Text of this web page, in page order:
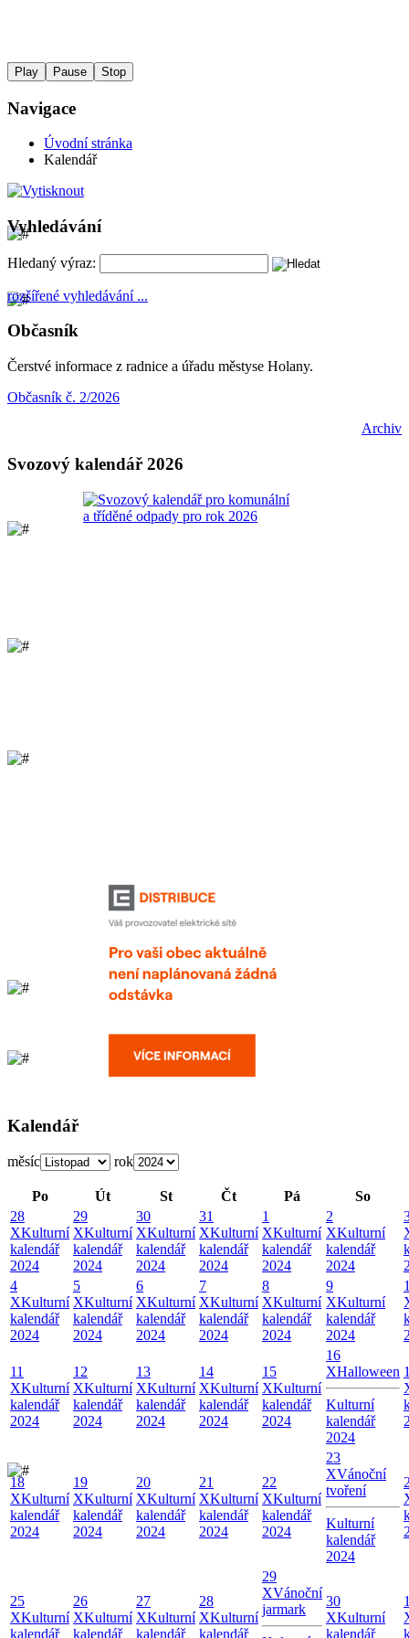
Play Pause Stop
Navigace
Úvodní stránka
Kalendář
Vyhledávání
Hledaný výraz:
rozšířené vyhledávání ...
Občasník
Čerstvé informace z radnice a úřadu městyse Holany.
Občasník č. 2/2026
Archiv
Svozový kalendář 2026
Kalendář
měsíc rok
Po Út St Čt Pá
So
28
XKulturní
kalendář
2024
29
XKulturní
kalendář
2024
30
XKulturní
kalendář
2024
31
XKulturní
kalendář
2024
1
XKulturní
kalendář
2024
2
XKulturní
kalendář
2024
4
XKulturní
kalendář
2024
5
XKulturní
kalendář
2024
6
XKulturní
kalendář
2024
7
XKulturní
kalendář
2024
8
XKulturní
kalendář
2024
9
XKulturní
kalendář
2024
11
XKulturní
kalendář
2024
12
XKulturní
kalendář
2024
13
XKulturní
kalendář
2024
14
XKulturní
kalendář
2024
15
XKulturní
kalendář
2024
16
XHalloween
Kulturní
kalendář
2024
18
XKulturní
kalendář
2024
19
XKulturní
kalendář
2024
20
XKulturní
kalendář
2024
21
XKulturní
kalendář
2024
22
XKulturní
kalendář
2024
23
XVánoční
tvoření
Kulturní
kalendář
2024
25
XKulturní
kalendář
26
XKulturní
kalendář
27
XKulturní
kalendář
28
XKulturní
kalendář
29
XVánoční
jarmark
30
XKulturní
kalendář